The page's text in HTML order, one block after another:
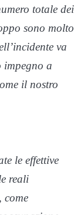
totale dei
sono molto
va
a
il nostro
le effettive
reali
come